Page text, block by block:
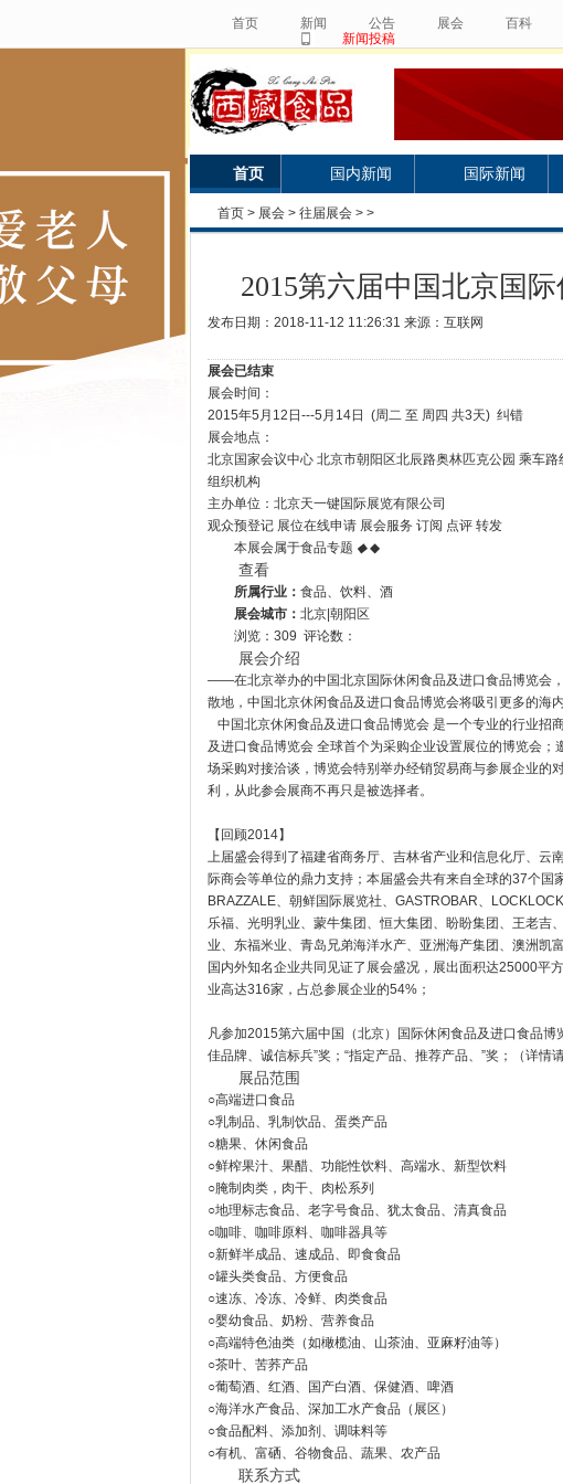
首页 新闻 公告 展会 百科
新闻投稿
首页 国内新闻 国际新闻
首页 > 展会 > 往届展会 > >
2015第六届中国北京国
发布日期：2018-11-12 11:26:31 来源：互联网
展会已结束
展会时间：
2015年5月12日---5月14日 (周二 至 周四 共3天) 纠错
展会地点：
北京国家会议中心 北京市朝阳区北辰路奥林匹克公园 乘车
组织机构
主办单位：北京天一键国际展览有限公司
观众预登记 展位在线申请 展会服务 订阅 点评 转发
本展会属于食品专题 ◆◆
查看
所属行业： 食品、饮料、酒
展会城市： 北京|朝阳区
浏览：309 评论数：
展会介绍
——在北京举办的中国北京国际休闲食品及进口食品博览会
散地，中国北京休闲食品及进口食品博览会将吸引更多的海
中国北京休闲食品及进口食品博览会 是一个专业的行业招
及进口食品博览会 全球首个为采购企业设置展位的博览会
场采购对接洽谈，博览会特别举办经销贸易商与参展企业的
利，从此参会展商不再只是被选择者。
【回顾2014】
上届盛会得到了福建省商务厅、吉林省产业和信息化厅、云
际商会等单位的鼎力支持；本届盛会共有来自全球的37个国
BRAZZALE、朝鲜国际展览社、GASTROBAR、
乐福、光明乳业、蒙牛集团、恒大集团、盼盼集团、王老
业、东福米业、青岛兄弟海洋水产、亚洲海产集团、澳洲凯
国内外知名企业共同见证了展会盛况，展出面积达25000平
业高达316家，占总参展企业的54%；
凡参加2015第六届中国（北京）国际休闲食品及进口食品博
佳品牌、诚信标兵”奖；“指定产品、推荐产品、”奖；（详情
展品范围
○高端进口食品
○乳制品、乳制饮品、蛋类产品
○糖果、休闲食品
○鲜榨果汁、果醋、功能性饮料
○腌制肉类，肉干、肉松系列
○地理标志食品、老字号食品、犹太食品、清真食品
○咖啡、咖啡原料、咖啡器具等
○新鲜半成品、速成品、即食食品
○罐头类食品、方便食品
○速冻、冷冻、冷鲜、肉类食品
○婴幼食品、奶粉、营养食品
○高端特色油类（如橄榄油、山茶油、亚麻籽油等）
○茶叶、苦荞产品
○葡萄酒、红酒、国产白酒、保健酒、啤酒
○海洋水产食品、深加工水产食品（展区）
○食品配料、添加剂、调味料等
○有机、富硒、谷物食品、蔬果、农产品
联系方式